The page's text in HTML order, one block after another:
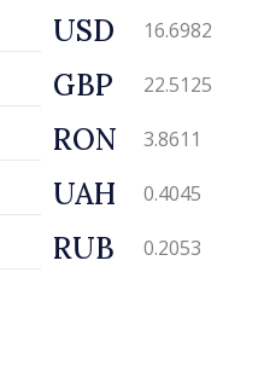
USD 16.6982
GBP 22.5125
RON 3.8611
UAH 0.4045
RUB 0.2053